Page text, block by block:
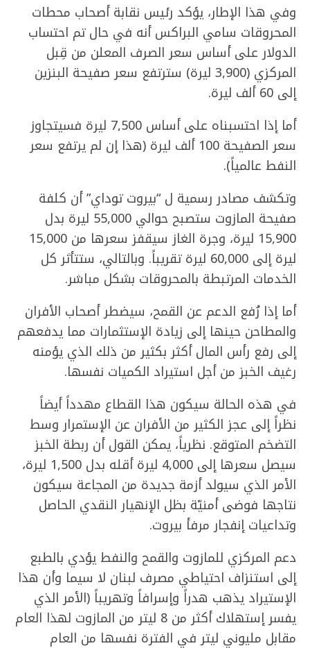
وفي هذا الإطار، يؤكد رئيس نقابة أصحاب محطات
المحروقات سامي البراكس أنه في حال تم احتساب
الدولار على أساس سعر الصرف المعلن من قِبل
المركزي (3,900 ليرة) سترتفع سعر صفيحة البنزين
إلى 60 ألف ليرة.
أما إذا احتسبناه على أساس 7,500 ليرة فسيتجاوز
سعر الصفيحة 100 ألف ليرة (هذا إن لم يرتفع سعر
النفط عالمياً).
وتكشف مصادر رسمية ل “بيروت توداي” أن كلفة
صفيحة المازوت ستصبح حوالي 55,000 ليرة بدل
15,900 ليرة، وجرة الغاز سيقفز سعرها من 15,000
ليرة إلى 60,000 ليرة تقريباً. وبالتالي، ستتأثر كل
الخدمات المرتبطة بالمحروقات بشكل مباشر.
أما إذا رُفع الدعم عن القمح، سيضطر أصحاب الأفران
والمطاحن حينها إلى زيادة الإستثمارات مما يدفعهم
إلى رفع رأس المال أكثر بكثير من ذلك الذي يؤمنه
رغيف الخبز من أجل استيراد الكميات نفسها.
في هذه الحالة سيكون هذا القطاع مهدداً أيضاً
نظراً إلى عجز الكثير من الأفران عن الإستمرار وسط
التضخم المتوقع. نظرياً، يمكن القول أن ربطة الخبز
سيصل سعرها إلى 4,000 ليرة أقله بدل 1,500 ليرة،
الأمر الذي سيولد أزمة جديدة من المجاعة سيكون
نتاجها فوضى أمنيّة بظل الإنهيار النقدي الحاصل
وتداعيات إنفجار مرفأ بيروت.
دعم المركزي للمازوت والقمح والنفط يؤدي بالطبع
إلى استنزاف احتياطي مصرف لبنان لا سيما وأن هذا
الإستيراد يذهب هدراً وإسرافاً وتهريباً (الأمر الذي
يفسر إستهلاك أكثر من 8 ليتر من المازوت لهذا العام
مقابل مليوني ليتر في الفترة نفسها من العام